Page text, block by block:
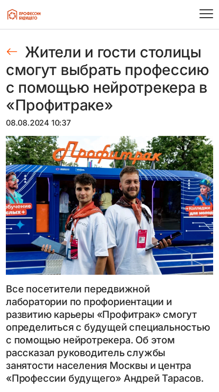
Жители и гости столицы
смогут выбрать профессию
с помощью нейротрекера в
«Профитраке»
08.08.2024 10:37
Все посетители передвижной
лаборатории по профориентации и
развитию карьеры «Профитрак» смогут
определиться с будущей специальностью
с помощью нейротрекера. Об этом
рассказал руководитель службы
занятости населения Москвы и центра
«Профессии будущего» Андрей Тарасов.